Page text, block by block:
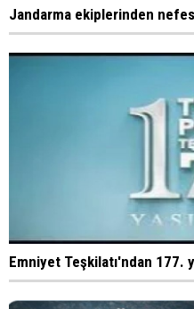
Jandarma ekiplerinden
Emniyet Teşkilatı'ndan 177.